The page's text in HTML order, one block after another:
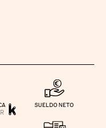
SUELDO NETO